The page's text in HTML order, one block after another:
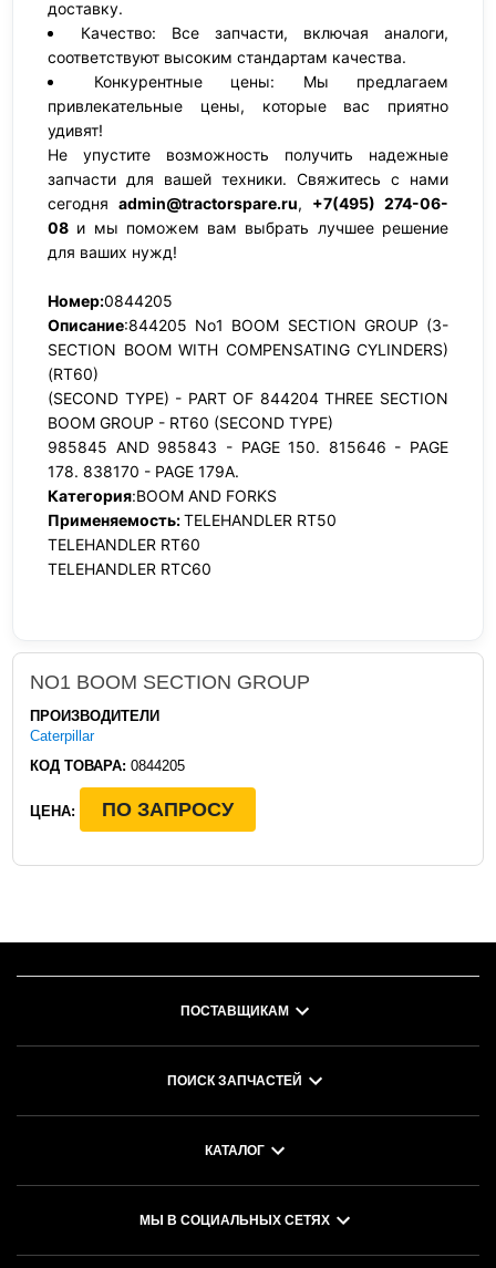
доставку.
Качество: Все запчасти, включая аналоги,
соответствуют высоким стандартам качества.
Конкурентные цены: Мы предлагаем
привлекательные цены, которые вас приятно
удивят!
Не упустите возможность получить надежные
запчасти для вашей техники. Свяжитесь с нами
сегодня admin@tractorspare.ru, +7(495) 274-06-
08 и мы поможем вам выбрать лучшее решение
для ваших нужд!
Номер:0844205
Описание:844205 No1 BOOM SECTION GROUP (3-
SECTION BOOM WITH COMPENSATING CYLINDERS)
(RT60)
(SECOND TYPE) - PART OF 844204 THREE SECTION
BOOM GROUP - RT60 (SECOND TYPE)
985845 AND 985843 - PAGE 150. 815646 - PAGE
178. 838170 - PAGE 179A.
Категория:BOOM AND FORKS
Применяемость:TELEHANDLER RT50
TELEHANDLER RT60
TELEHANDLER RTC60
NO1 BOOM SECTION GROUP
ПРОИЗВОДИТЕЛИ
Caterpillar
КОД ТОВАРА: 0844205
ЦЕНА: ПО ЗАПРОСУ
ПОСТАВЩИКАМ
ПОИСК ЗАПЧАСТЕЙ
КАТАЛОГ
МЫ В СОЦИАЛЬНЫХ СЕТЯХ